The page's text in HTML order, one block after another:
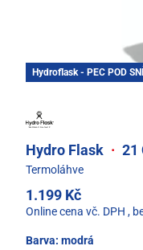
Hydroflask - PEC POD
Hydro Flask · 21
Termoláhve
1.199 Kč
Online cena vč. DPH ,
Barva: modrá